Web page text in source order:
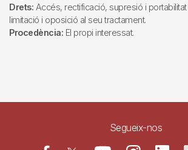
Drets: Accés, rectificació, supresió i
limitació i oposició al seu tractament.
Procedència: El propi interessat.
Segueix-nos